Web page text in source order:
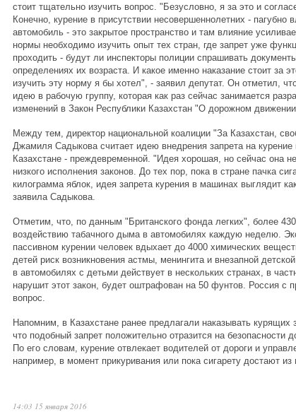
стоит тщательно изучить вопрос. "Безусловно, я за это и
Конечно, курение в присутствии несовершеннолетних - пагубно
автомобиль - это закрытое пространство и там влияние
нормы необходимо изучить опыт тех стран, где запрет уже
проходить - будут ли инспекторы полиции спрашивать
определениях их возраста. И какое именно наказание стоит за
изучить эту норму я бы хотел", - заявил депутат. Он отметил,
идею в рабочую группу, которая как раз сейчас занимается
изменений в Закон Республики Казахстан "О дорожном
Между тем, директор национальной коалиции "За Казахстан,
Джамиля Садыкова считает идею внедрения запрета на
Казахстане - преждевременной. "Идея хорошая, но сейчас она
низкого исполнения законов. До тех пор, пока в стране пачка
килограмма яблок, идея запрета курения в машинах выглядит
заявила Садыкова.
Отметим, что, по данным "Британского фонда легких", более
воздействию табачного дыма в автомобилях каждую неделю.
пассивном курении человек вдыхает до 4000 химических
детей риск возникновения астмы, менингита и внезапной
в автомобилях с детьми действует в нескольких странах, в
нарушит этот закон, будет оштрафован на 50 фунтов. Россия с
вопрос.
Напомним, в Казахстане ранее предлагали наказывать курящих
что подобный запрет положительно отразится на безопасности
По его словам, курение отвлекает водителей от дороги и
например, в момент прикуривания или пока сигарету достают из
14:03 15 января 2016